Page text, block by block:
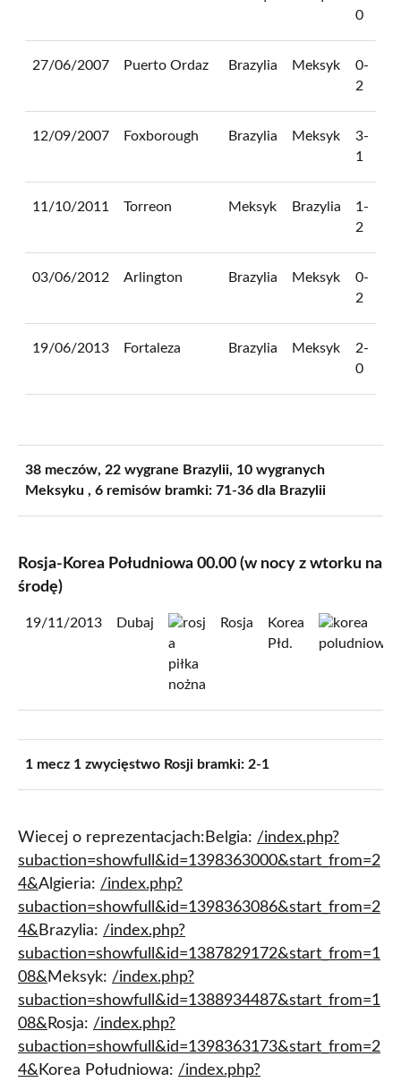
0
27/06/2007 Puerto Ordaz Brazylia Meksyk
0-
2
12/09/2007 Foxborough Brazylia Meksyk
3-
1
11/10/2011 Torreon Meksyk Brazylia
1-
2
03/06/2012 Arlington Brazylia Meksyk
0-
2
19/06/2013 Fortaleza Brazylia Meksyk
2-
0
38 meczów, 22 wygrane Brazylii, 10 wygranych
Meksyku , 6 remisów bramki: 71-36 dla Brazylii
Rosja-Korea Południowa 00.00 (w nocy z wtorku na
środę)
19/11/2013 Dubaj Rosja
Korea
Płd.
1 mecz 1 zwycięstwo Rosji bramki: 2-1
Wiecej o reprezentacjach:Belgia: /index.php?
subaction=showfull&id=1398363000&start_from=2
4&Algieria: /index.php?
subaction=showfull&id=1398363086&start_from=2
4&Brazylia: /index.php?
subaction=showfull&id=1387829172&start_from=1
08&Meksyk: /index.php?
subaction=showfull&id=1388934487&start_from=1
08&Rosja: /index.php?
subaction=showfull&id=1398363173&start_from=2
4&Korea Południowa: /index.php?